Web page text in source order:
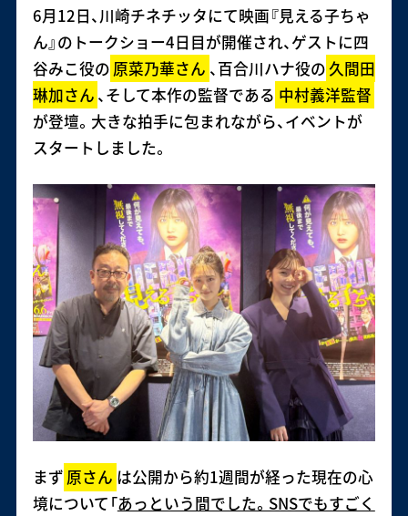
6月12日、川崎チネチッタにて映画『見える子ちゃ
ん』のトークショー4日目が開催され、ゲストに四
谷みこ役の 原菜乃華さん 、百合川ハナ役の久間田
琳加さん 、そして本作の監督である 中村義洋監督
が登壇。大きな拍手に包まれながら、イベントが
スタートしました。
まず 原さん は公開から約1週間が経った現在の心
境について「あっという間でした。SNSでもすごく